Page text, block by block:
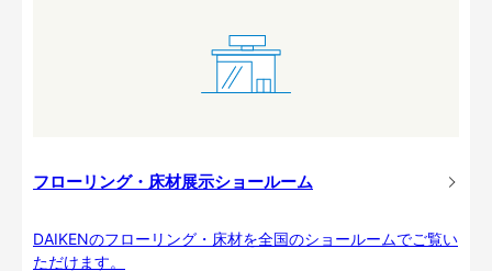
フローリング・床材展示ショールーム
DAIKENのフローリング・床材を全国のショールームでご覧い
ただけます。